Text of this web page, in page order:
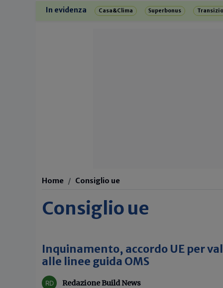
In evidenza Casa&Clima Superbonus
Home Consiglio ue
Consiglio ue
Inquinamento, accordo UE per
alle linee guida OMS
Redazione Build News